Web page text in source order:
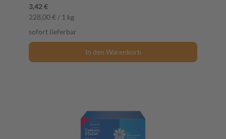
3,42 €
228,00 € / 1 kg
sofort lieferbar
In den Warenkorb